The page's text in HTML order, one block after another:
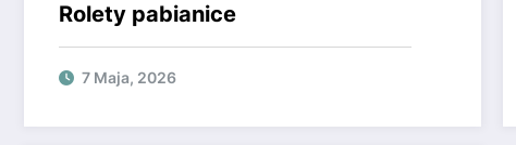
Rolety pabianice
7 Maja, 2026